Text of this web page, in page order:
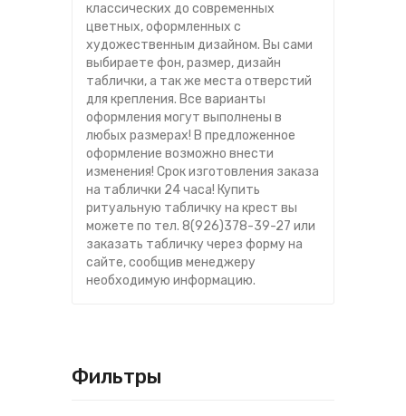
классических до современных
цветных, оформленных с
художественным дизайном. Вы сами
выбираете фон, размер, дизайн
таблички, а так же места отверстий
для крепления. Все варианты
оформления могут выполнены в
любых размерах! В предложенное
оформление возможно внести
изменения! Срок изготовления заказа
на таблички 24 часа! Купить
ритуальную табличку на крест вы
можете по тел. 8(926)378-39-27 или
заказать табличку через форму на
сайте, сообщив менеджеру
необходимую информацию.
Фильтры